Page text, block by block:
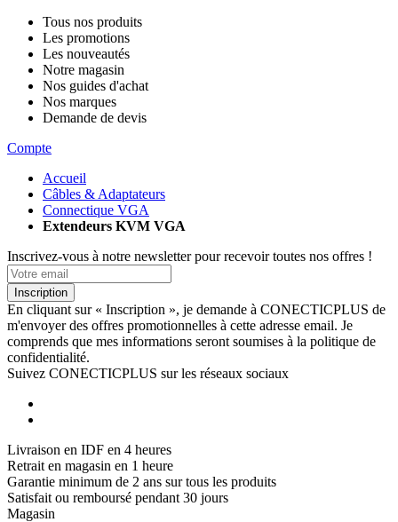
Tous nos produits
Les promotions
Les nouveautés
Notre magasin
Nos guides d'achat
Nos marques
Demande de devis
Compte
Accueil
Câbles & Adaptateurs
Connectique VGA
Extendeurs KVM VGA
Inscrivez-vous à notre newsletter pour recevoir toutes nos offres !
Inscription
En cliquant sur « Inscription », je demande à CONECTICPLUS de
m'envoyer des offres promotionnelles à cette adresse email. Je
comprends que mes informations seront soumises à la politique de
confidentialité.
Suivez CONECTICPLUS sur les réseaux sociaux
Livraison en IDF en 4 heures
Retrait en magasin en 1 heure
Garantie minimum de 2 ans sur tous les produits
Satisfait ou remboursé pendant 30 jours
Magasin